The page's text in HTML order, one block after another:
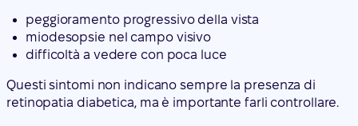
peggioramento progressivo della vista
miodesopsie nel campo visivo
difficoltà a vedere con poca luce
Questi sintomi non indicano sempre la presenza di
retinopatia diabetica, ma è importante farli controllare.